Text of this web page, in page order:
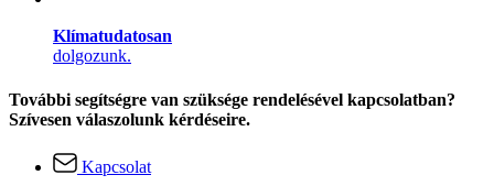
Klímatudatosan
dolgozunk.
További segítségre van szüksége rendelésével kapcsolatban?
Szívesen válaszolunk kérdéseire.
Kapcsolat